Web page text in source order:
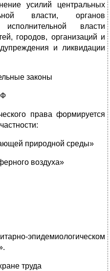
усилий центральных
власти, органов
власти
городов, организаций и
и ликвидации
законы
права формируется
природной среды»
воздуха»
эпидемиологическом
труда